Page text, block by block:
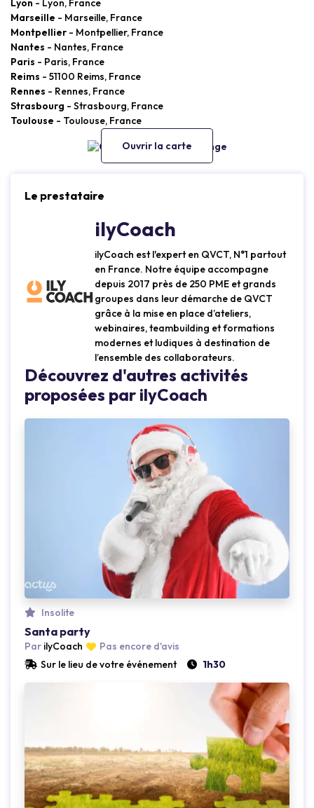
Lyon - Lyon, France
Marseille - Marseille, France
Montpellier - Montpellier, France
Nantes - Nantes, France
Paris - Paris, France
Reims - 51100 Reims, France
Rennes - Rennes, France
Strasbourg - Strasbourg, France
Toulouse - Toulouse, France
Ouvrir la carte
Le prestataire
ilyCoach
ilyCoach est l'expert en QVCT, N°1 partout
en France. Notre équipe accompagne
depuis 2017 près de 250 PME et grands
groupes dans leur démarche de QVCT
grâce à la mise en place d’ateliers,
webinaires, teambuilding et formations
modernes et ludiques à destination de
l’ensemble des collaborateurs.
Découvrez d'autres activités
proposées par ilyCoach
Insolite
Santa party
Par ilyCoach
Pas encore d'avis
Sur le lieu de votre événement
1h30